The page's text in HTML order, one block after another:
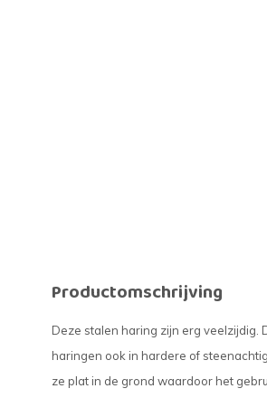
Productomschrijving
Deze stalen haring zijn erg veelzijdig.
haringen ook in hardere of
ze plat in de grond waardoor het